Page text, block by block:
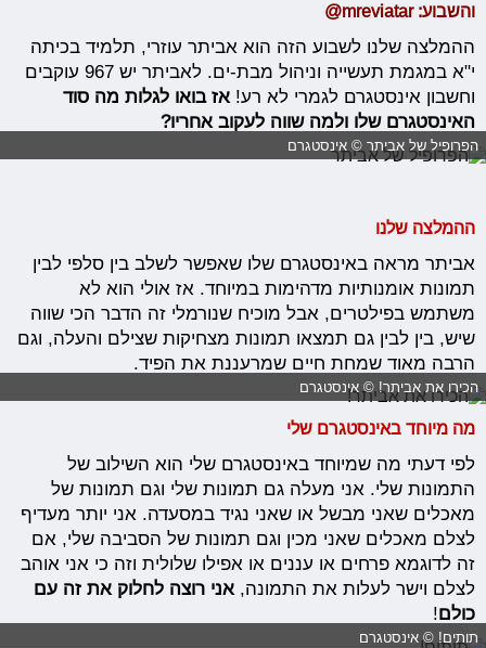
והשבוע: mreviatar@
ההמלצה שלנו לשבוע הזה הוא אביתר עוזרי, תלמיד בכיתה
י"א במגמת תעשייה וניהול מבת-ים. לאביתר יש 967 עוקבים
וחשבון אינסטגרם לגמרי לא רע!אז בואו לגלות מה סוד
האינסטגרם שלו ולמה שווה לעקוב אחריו?
הפרופיל של אביתר © אינסטגרם
ההמלצה שלנו
אביתר מראה באינסטגרם שלו שאפשר לשלב בין סלפי לבין
תמונות אומנותיות מדהימות במיוחד. אז אולי הוא לא
משתמש בפילטרים, אבל מוכיח שנורמלי זה הדבר הכי שווה
שיש, בין לבין גם תמצאו תמונות מצחיקות שצילם והעלה, וגם
הרבה מאוד שמחת חיים שמרעננת את הפיד.
הכירו את אביתר! © אינסטגרם
מה מיוחד באינסטגרם שלי
לפי דעתי מה שמיוחד באינסטגרם שלי הוא השילוב של
התמונות שלי. אני מעלה גם תמונות שלי וגם תמונות של
מאכלים שאני מבשל או שאני נגיד במסעדה. אני יותר מעדיף
לצלם מאכלים שאני מכין וגם תמונות של הסביבה שלי, אם
זה לדוגמא פרחים או עננים או אפילו שלולית וזה כי אני אוהב
לצלם וישר לעלות את התמונה,אני רוצה לחלוק את זה עם
כולם!
תותים! © אינסטגרם